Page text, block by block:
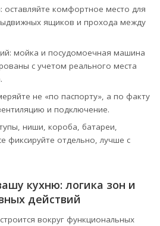
комфортное место для
ящиков и прохода между
мойка и посудомоечная машина
с учетом реального места
не «по паспорту», а по факту
и подключение.
ниши, короба, батареи,
фиксируйте отдельно, лучше с
кухню: логика зон и
действий
вокруг функциональных